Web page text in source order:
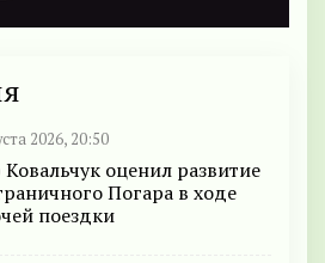
2026, 20:50
Ковальчук оценил развитие
Погара в ходе
поездки